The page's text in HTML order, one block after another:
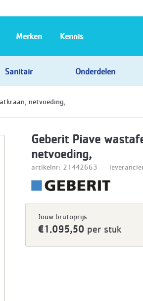
Sanitair Onderdelen
Merken Kennis
netvoeding,
Geberit Piave
netvoeding,
artikelnr: 21442663
Jouw brutoprijs
€1.095,50 per stuk